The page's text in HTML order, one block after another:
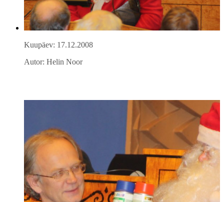
Kuupäev: 17.12.2008
Autor: Helin Noor